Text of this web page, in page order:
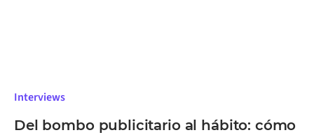
Interviews
Del bombo publicitario al hábito: cómo